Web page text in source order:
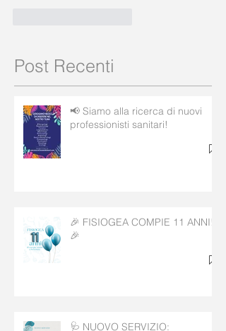
Post Recenti
📢 Siamo alla ricerca di nuovi
professionisti sanitari!
🎉 FISIOGEA COMPIE 11 ANNI!
🎉
🩺 NUOVO SERVIZIO: